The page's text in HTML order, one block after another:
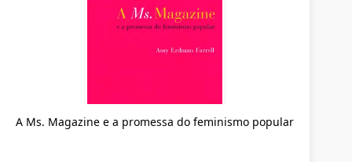
A Ms. Magazine e a promessa do feminismo popular